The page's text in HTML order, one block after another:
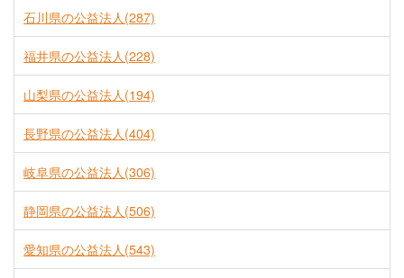
石川県の公益法人(287)
福井県の公益法人(228)
山梨県の公益法人(194)
長野県の公益法人(404)
岐阜県の公益法人(306)
静岡県の公益法人(506)
愛知県の公益法人(543)